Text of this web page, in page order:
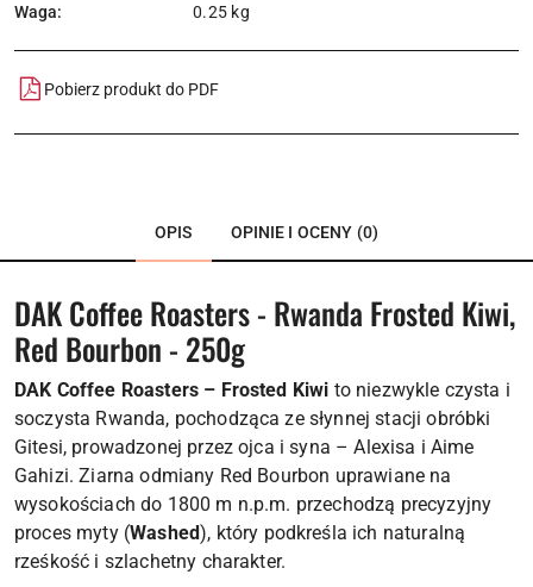
Waga: 0.25 kg
Pobierz produkt do PDF
OPIS OPINIE I OCENY (0)
DAK Coffee Roasters - Rwanda Frosted Kiwi,
Red Bourbon - 250g
DAK Coffee Roasters – Frosted Kiwi to niezwykle czysta i
soczysta Rwanda, pochodząca ze słynnej stacji obróbki
Gitesi, prowadzonej przez ojca i syna – Alexisa i Aime
Gahizi. Ziarna odmiany Red Bourbon uprawiane na
wysokościach do 1800 m n.p.m. przechodzą precyzyjny
proces myty (Washed), który podkreśla ich naturalną
rześkość i szlachetny charakter.